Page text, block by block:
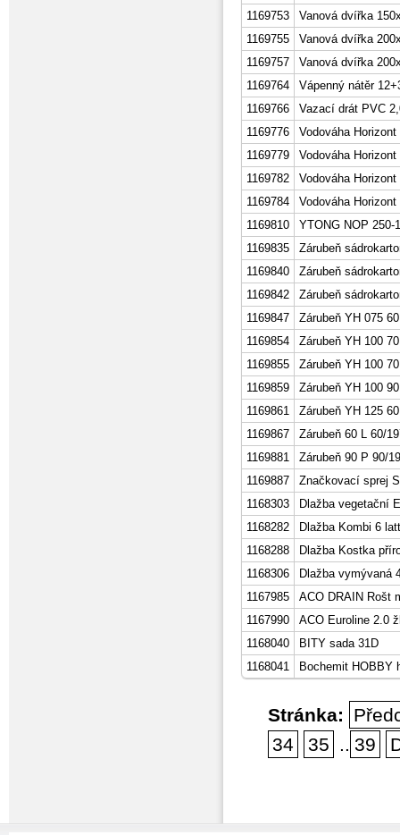
1169753
Vanová dvířka
1169755
Vanová dvířka
1169757
Vanová dvířka
1169764
Vápenný nátěr
1169766
Vazací drát PVC
1169776
Vodováha
1169779
Vodováha
1169782
Vodováha
1169784
Vodováha
1169810
YTONG NOP 250-
1169835
Zárubeň
1169840
Zárubeň
1169842
Zárubeň
1169847
Zárubeň YH 075
1169854
Zárubeň YH 100
1169855
Zárubeň YH 100
1169859
Zárubeň YH 100
1169861
Zárubeň YH 125
1169867
Zárubeň 60 L 60/
1169881
Zárubeň 90 P 90/
1169887
Značkovací sprej
1168303
Dlažba vegetační
1168282
Dlažba Kombi 6
1168288
Dlažba Kostka
1168306
Dlažba vymývaná
1167985
ACO DRAIN Rošt
1167990
ACO Euroline 2.0
1168040
BITY sada 31D
1168041
Bochemit HOBBY
Stránka:
34
35 .. 39